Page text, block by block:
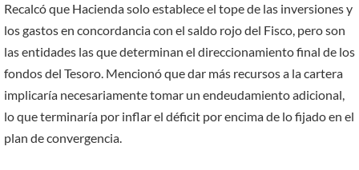
Recalcó que Hacienda solo establece el tope de las inversiones y
los gastos en concordancia con el saldo rojo del Fisco, pero son
las entidades las que determinan el direccionamiento final de los
fondos del Tesoro. Mencionó que dar más recursos a la cartera
implicaría necesariamente tomar un endeudamiento adicional,
lo que terminaría por inflar el déficit por encima de lo fijado en el
plan de convergencia.